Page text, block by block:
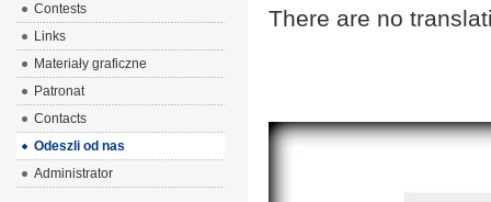
There are no
Contests
Links
Materiały graficzne
Patronat
Contacts
Odeszli od nas
Administrator